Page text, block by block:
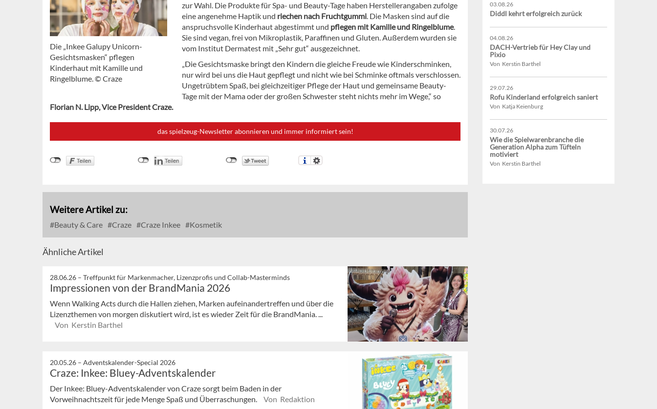
Die „Inkee Galupy Unicorn-
Gesichtsmasken“ pflegen
Kinderhaut mit Kamille und
Ringelblume. © Craze
zur Wahl. Die Produkte für Spa- und Beauty-Tage haben Herstellerangaben zufolge
eine angenehme Haptik und riechen nach Fruchtgummi. Die Masken sind auf die
anspruchsvolle Kinderhaut abgestimmt und pflegen mit Kamille und Ringelblume.
Sie sind vegan, frei von Mikroplastik, Paraffinen und Gluten. Außerdem wurden sie
vom Institut Dermatest mit „Sehr gut“ ausgezeichnet.
„Die Gesichtsmaske bringt den Kindern die gleiche Freude wie Kinderschminken,
nur wird bei uns die Haut gepflegt und nicht wie bei Schminke oftmals verschlossen.
Ungetrübtem Spaß, bei gleichzeitiger Pflege der Haut und gemeinsame Beauty-
Tage mit der Mama oder der großen Schwester steht nichts mehr im Wege,“ so
Florian N. Lipp, Vice President Craze.
das spielzeug-Newsletter abonnieren und immer informiert sein!
Weitere Artikel zu:
Beauty & Care Craze Craze Inkee Kosmetik
Ähnliche Artikel
28.06.26 – Treffpunkt für Markenmacher, Lizenzprofis und Collab-Masterminds
Impressionen von der BrandMania 2026
Wenn Walking Acts durch die Hallen ziehen, Marken aufeinandertreffen und über die
Lizenzthemen von morgen diskutiert wird, ist es wieder Zeit für die BrandMania. ...
Von Kerstin Barthel
20.05.26 – Adventskalender-Special 2026
Craze: Inkee: Bluey-Adventskalender
Der Inkee: Bluey-Adventskalender von Craze sorgt beim Baden in der
Vorweihnachtszeit für jede Menge Spaß und Überraschungen.
Von Redaktion
03.08.26
Diddl kehrt erfolgreich zurück
04.08.26
DACH-Vertrieb für Hey Clay und
Pixio
Von Kerstin Barthel
29.07.26
Rofu Kinderland erfolgreich saniert
Von Katja Keienburg
30.07.26
Wie die Spielwarenbranche die
Generation Alpha zum Tüfteln
motiviert
Von Kerstin Barthel